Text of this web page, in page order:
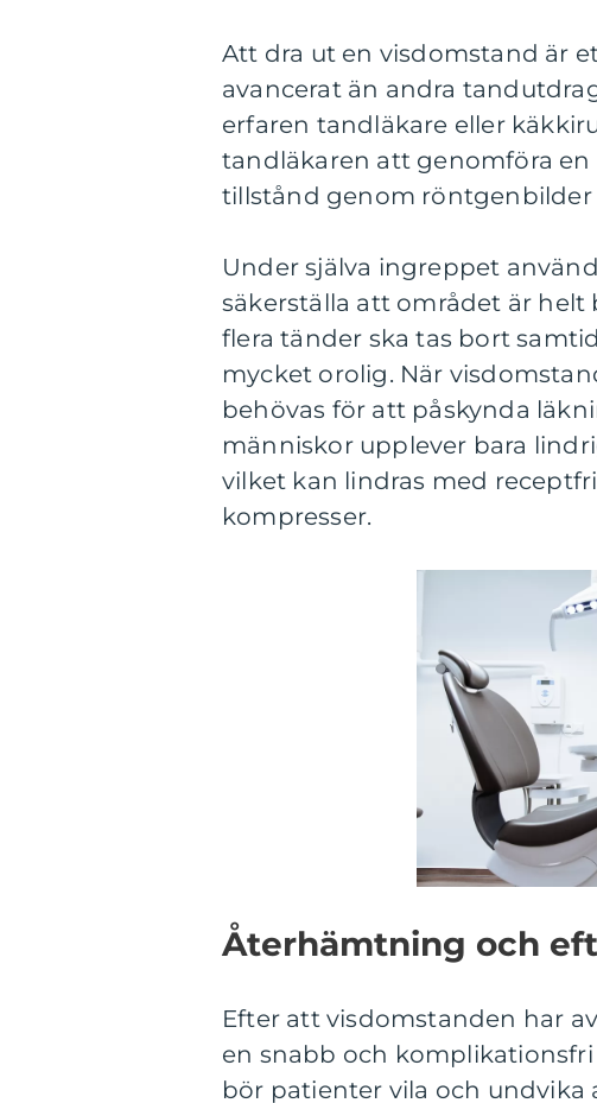
Att dra ut en visdomstand är
avancerat än andra
erfaren tandläkare eller
tandläkaren att genomföra
tillstånd genom röntgenbilder
Under själva ingreppet
säkerställa att området är
flera tänder ska tas bort
mycket orolig. När
behövas för att påskynda
människor upplever bara
vilket kan lindras med
kompresser.
Återhämtning och
Efter att visdomstanden har
en snabb och
bör patienter vila och